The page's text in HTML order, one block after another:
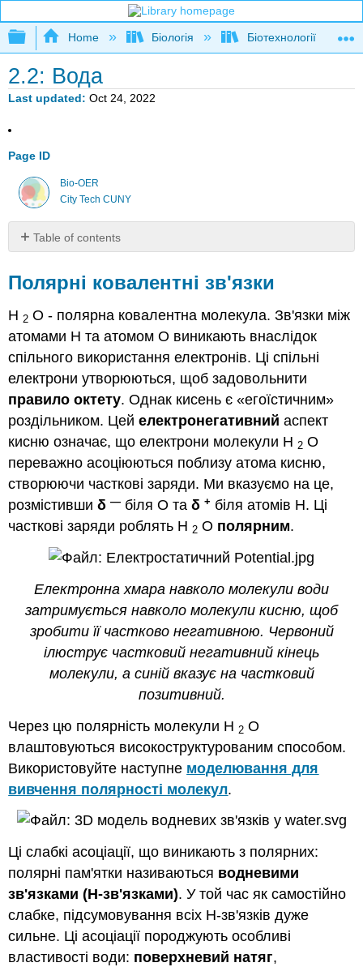
Expand/collapse global hierarchy
Home Біологія Біотехнології
2.2: Вода
Last updated Oct 24, 2022
Page ID
Bio-OER
City Tech CUNY
Table of contents
ковалентні
зв'язки
Поверхневий
Біг
по
воді
Що
якщо?
Полярні ковалентні зв'язки
Н 2 О - полярна ковалентна молекула. Зв'язки між
атомами H та атомом O виникають внаслідок
спільного використання електронів. Ці спільні
електрони утворюються, щоб задовольнити
правило октету. Однак кисень є «егоїстичним»
роздільником. Цейелектронегативний аспект
кисню означає, що електрони молекули Н 2 О
переважно асоціюються поблизу атома кисню,
створюючи часткові заряди. Ми вказуємо на це,
розмістившиδ— біля O таδ+ біля атомів H. Ці
часткові заряди роблять H 2 O полярним.
Електронна хмара навколо молекули води
затримується навколо молекули кисню, щоб
зробити її частково негативною. Червоний
ілюструє частковий негативний кінець
молекули, а синій вказує на частковий
позитивний.
Через цю полярність молекули H 2 O
влаштовуються високоструктурованим способом.
Використовуйте наступне моделювання для
вивчення полярності молекул.
Ці слабкі асоціації, що виникають з полярних:
полярні пам'ятки називаються водневими
зв'язками (H-зв'язками). У той час як самостійно
слабке, підсумовування всіх Н-зв'язків дуже
сильне. Ці асоціації породжують особливі
властивості води: поверхневий натяг,